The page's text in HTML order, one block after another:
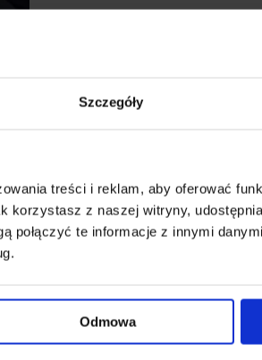
Szczegóły
treści i reklam, aby oferować
korzystasz z naszej witryny,
połączyć te informacje z innymi
Odmowa